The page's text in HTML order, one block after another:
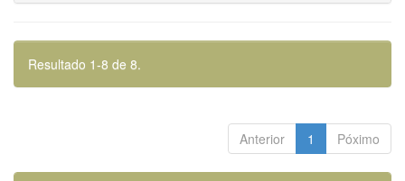
Resultado 1-8 de 8.
Anterior 1 Póximo